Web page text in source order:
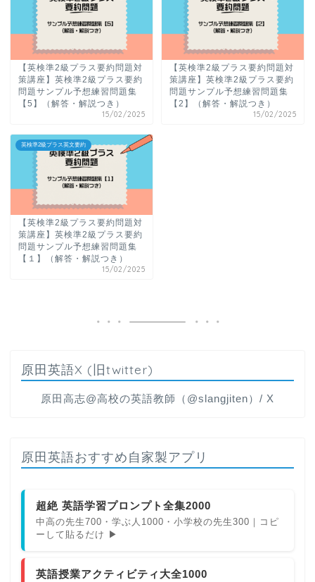
【英検準2級プラス要約問題対
策講座】英検準2級プラス要約
問題サンプル予想練習問題集
【5】（解答・解説つき）
15/02/2025
【英検準2級プラス要約問題対
策講座】英検準2級プラス要約
問題サンプル予想練習問題集
【2】（解答・解説つき）
15/02/2025
英検準2級プラス英文要約
【英検準2級プラス要約問題対
策講座】英検準2級プラス要約
問題サンプル予想練習問題集
【１】（解答・解説つき）
15/02/2025
原田英語X (旧twitter)
原田高志@高校の英語教師（@slangjiten）/ X
原田英語おすすめ自家製アプリ
超絶 英語学習プロンプト全集2000
中高の先生700・学ぶ人1000・小学校の先生300｜コピ
ーして貼るだけ ▶
英語授業アクティビティ大全1000